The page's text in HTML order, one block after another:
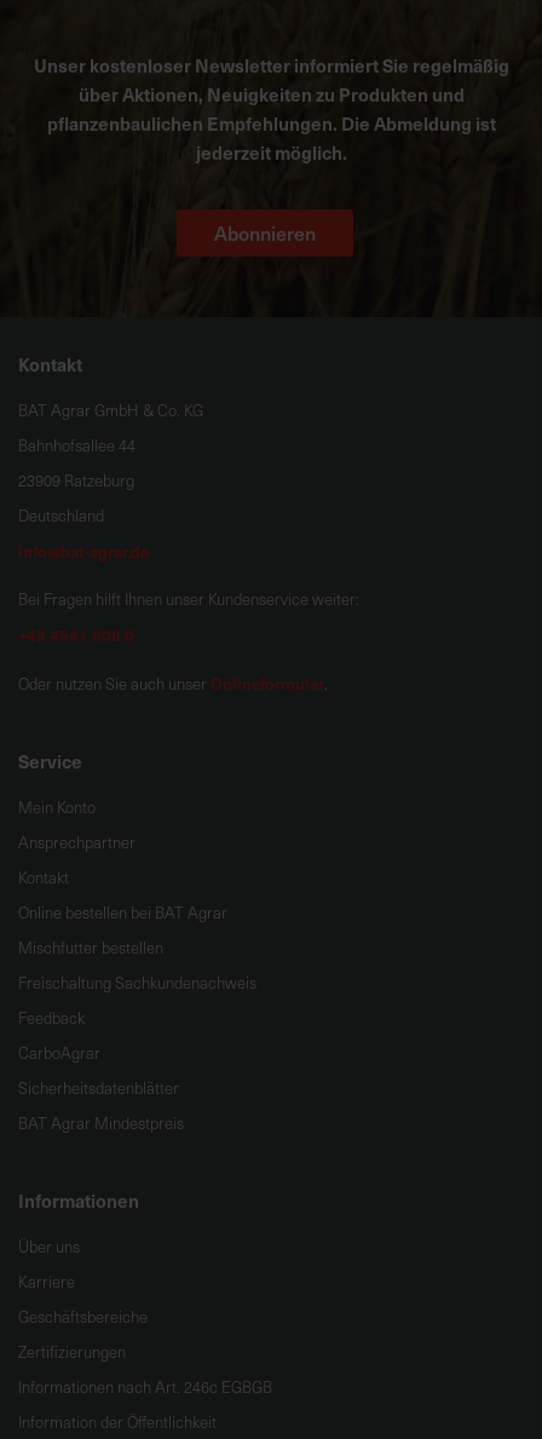
Unser kostenloser Newsletter informiert Sie regelmäßig
über Aktionen, Neuigkeiten zu Produkten und
pflanzenbaulichen Empfehlungen. Die Abmeldung ist
jederzeit möglich.
Abonnieren
Kontakt
BAT Agrar GmbH & Co. KG
Bahnhofsallee 44
23909 Ratzeburg
Deutschland
info@bat-agrar.de
Bei Fragen hilft Ihnen unser Kundenservice weiter:
+49 4541 806 0
Oder nutzen Sie auch unser Onlineformular.
Service
Mein Konto
Ansprechpartner
Kontakt
Online bestellen bei BAT Agrar
Mischfutter bestellen
Freischaltung Sachkundenachweis
Feedback
CarboAgrar
Sicherheitsdatenblätter
BAT Agrar Mindestpreis
Informationen
Über uns
Karriere
Geschäftsbereiche
Zertifizierungen
Informationen nach Art. 246c EGBGB
Information der Öffentlichkeit